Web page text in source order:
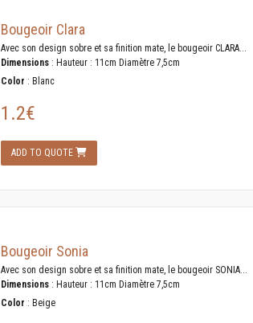
Bougeoir Clara
Avec son design sobre et sa finition mate, le bougeoir CLARA...
Dimensions : Hauteur : 11cm Diamètre 7,5cm
Color : Blanc
1.2€
ADD TO QUOTE
Bougeoir Sonia
Avec son design sobre et sa finition mate, le bougeoir SONIA...
Dimensions : Hauteur : 11cm Diamètre 7,5cm
Color : Beige